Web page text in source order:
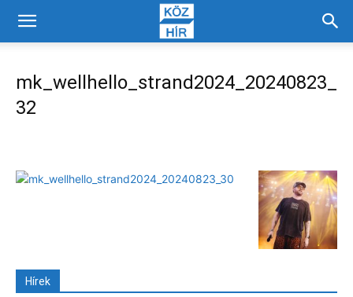
mk_wellhello_strand2024_20240823_
32
Hírek